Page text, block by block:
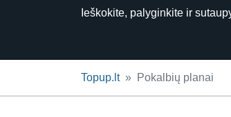
Ieškokite, palyginkite ir
Topup.lt Pokalbių planai